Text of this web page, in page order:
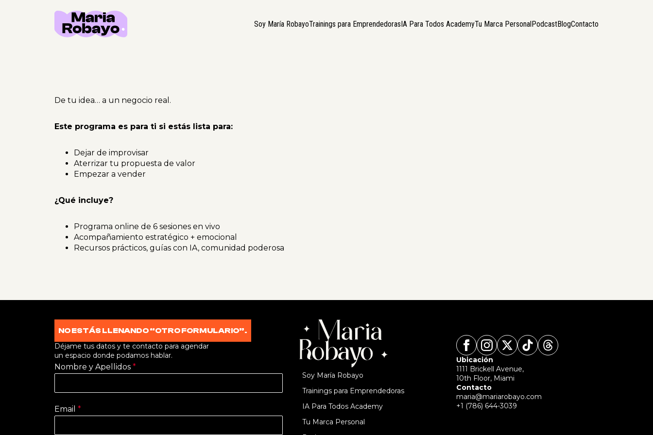
Soy María RobayoTrainings para EmprendedorasIA Para Todos AcademyTu Marca PersonalPodcastBlogContacto
De tu idea… a un negocio real.
Este programa es para ti si estás lista para:
Dejar de improvisar
Aterrizar tu propuesta de valor
Empezar a vender
¿Qué incluye?
Programa online de 6 sesiones en vivo
Acompañamiento estratégico + emocional
Recursos prácticos, guías con IA, comunidad poderosa
NO ESTÁS LLENANDO “OTRO FORMULARIO”.
Déjame tus datos y te contacto para agendar
un espacio donde podamos hablar.
Nombre y Apellidos *
Email *
Soy María Robayo
Trainings para Emprendedoras
IA Para Todos Academy
Tu Marca Personal
Ubicación
1111 Brickell Avenue,
10th Floor, Miami
Contacto
maria@mariarobayo.com
+1 (786) 644-3039